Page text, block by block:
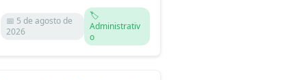
📅 5 de agosto de
2026
🏷️
Administrativ
o